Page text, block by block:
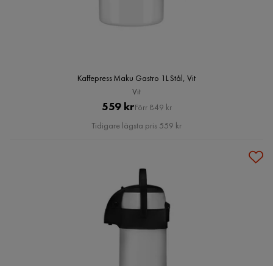
Kaffepress Maku Gastro 1L Stål, Vit
Vit
Pris
559 krOriginal
Pris
Förr 849 kr
Tidigare lägsta pris 559 kr